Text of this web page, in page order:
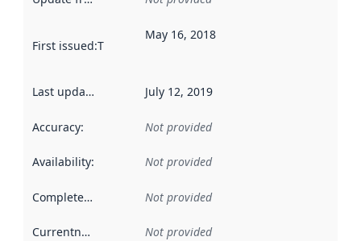
First issued:This date indicates when the data in this
May 16, 2018
Last updated July 12, 2019
Accuracy: Not provided
Availability: Not provided
Completeness Not provided
Currentness Not provided